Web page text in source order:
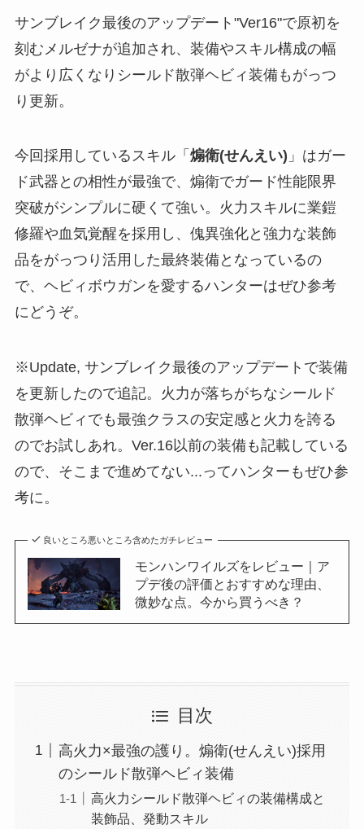
サンブレイク最後のアップデート"Ver16"で原初を
刻むメルゼナが追加され、装備やスキル構成の幅
がより広くなりシールド散弾ヘビィ装備もがっつ
り更新。
今回採用しているスキル「 煽衛(せんえい) 」はガー
ド武器との相性が最強で、煽衛でガード性能限界
突破がシンプルに硬くて強い。火力スキルに業鎧
修羅や血気覚醒を採用し、傀異強化と強力な装飾
品をがっつり活用した最終装備となっているの
で、ヘビィボウガンを愛するハンターはぜひ参考
にどうぞ。
※Update, サンブレイク最後のアップデートで装備
を更新したので追記。火力が落ちがちなシールド
散弾ヘビィでも最強クラスの安定感と火力を誇る
のでお試しあれ。Ver.16以前の装備も記載している
ので、そこまで進めてない...ってハンターもぜひ参
考に。
良いところ悪いところ含めたガチレビュー
モンハンワイルズをレビュー｜ア
プデ後の評価とおすすめな理由、
微妙な点。今から買うべき？
目次
高火力×最強の護り。煽衛(せんえい)採用
のシールド散弾ヘビィ装備
高火力シールド散弾ヘビィの装備構成と
装飾品、発動スキル